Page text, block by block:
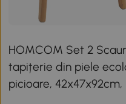
HOMCOM Set 2
tapițerie din piele
picioare, 42x47x92cm,